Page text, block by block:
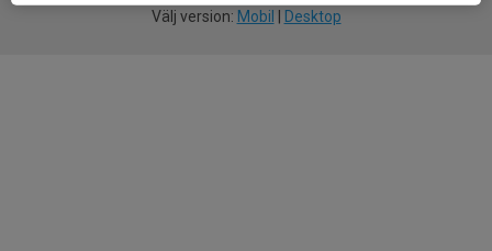
Välj version: Mobil Desktop